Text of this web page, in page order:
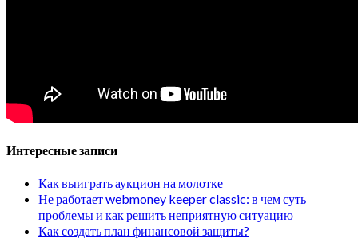
Интересные записи
Как выиграть аукцион на молотке
Не работает webmoney keeper classic: в чем суть
проблемы и как решить неприятную ситуацию
Как создать план финансовой защиты?